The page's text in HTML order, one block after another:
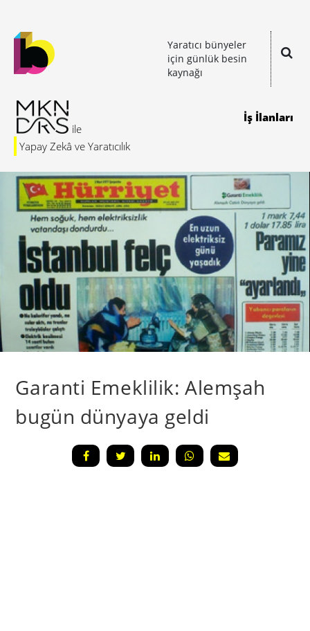
Yaratıcı bünyeler
için günlük besin
kaynağı
Yapay Zekâ ve Yaratıcılık
İş İlanları
Garanti Emeklilik: Alemşah
bugün dünyaya geldi